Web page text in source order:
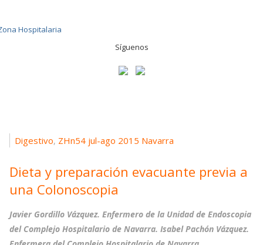
Síguenos
Digestivo, ZHn54 jul-ago 2015 Navarra
Dieta y preparación evacuante previa a
una Colonoscopia
Javier Gordillo Vázquez. Enfermero de la Unidad de Endoscopia
del Complejo Hospitalario de Navarra. Isabel Pachón Vázquez.